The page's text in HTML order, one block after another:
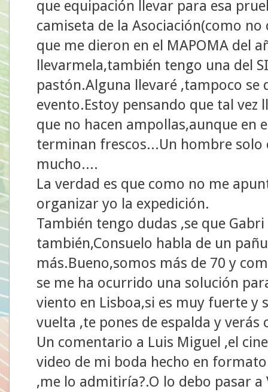
que equipación llevar para esa
camiseta de la Asociación(como
que me dieron en el MAPOMA del
llevarmela,también tengo una del
pastón.Alguna llevaré ,tampoco
evento.Estoy pensando que tal vez
que no hacen ampollas,aunque en
terminan frescos...Un hombre solo
mucho....
La verdad es que como no me
organizar yo la expedición.
También tengo dudas ,se que
también,Consuelo habla de un
más.Bueno,somos más de 70 y
se me ha ocurrido una solución
viento en Lisboa,si es muy fuerte y
vuelta ,te pones de espalda y
Un comentario a Luis Miguel ,el
video de mi boda hecho en
,me lo admitiría?.O lo debo pasar a